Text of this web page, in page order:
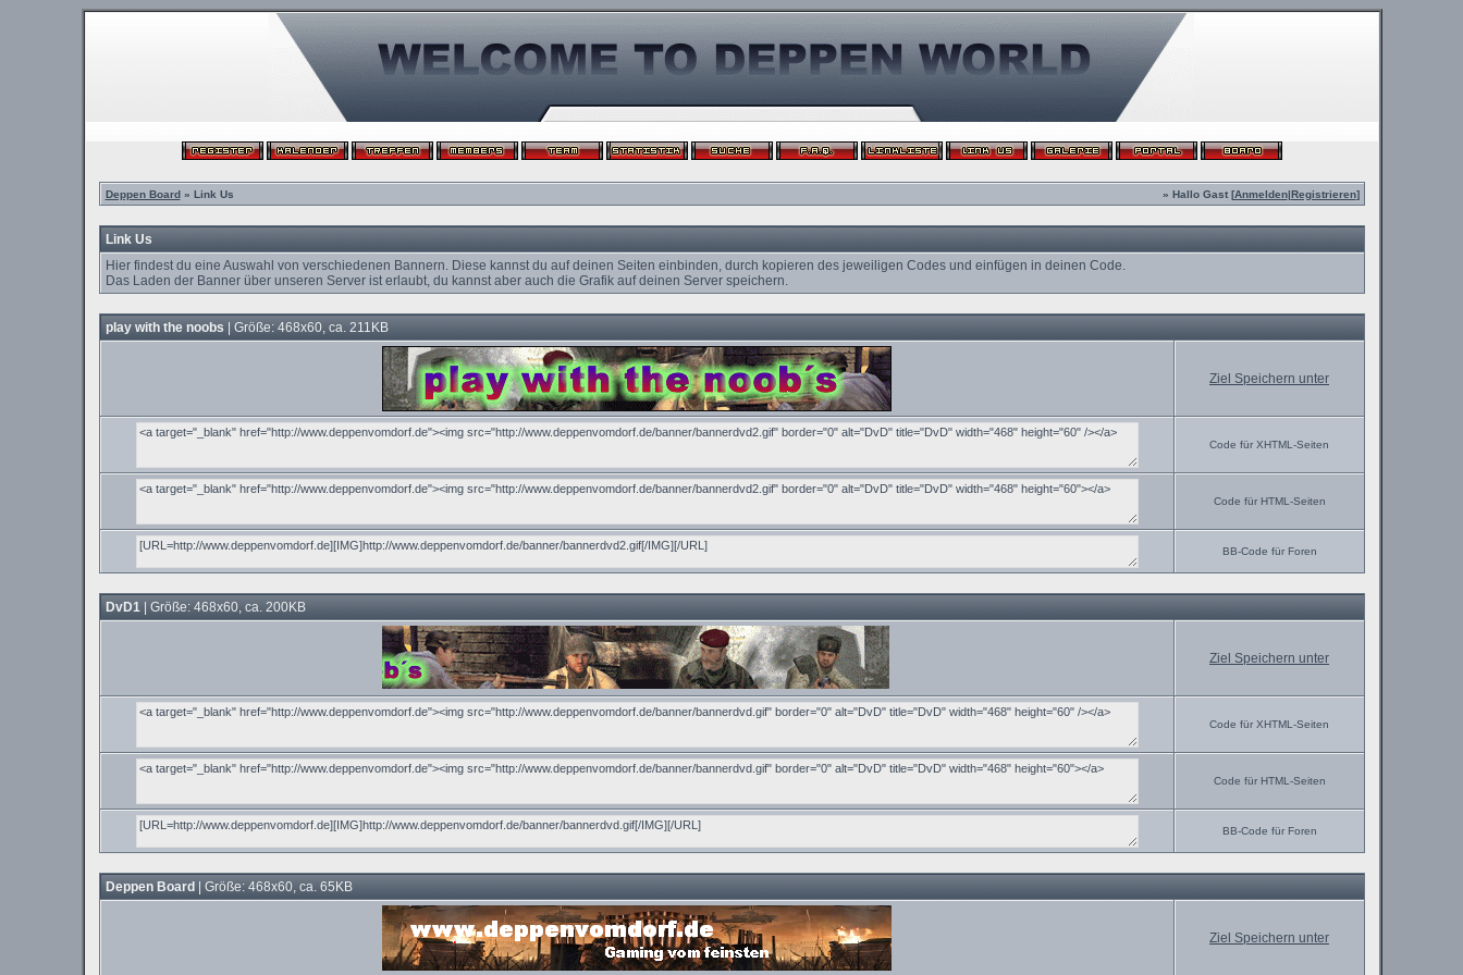
Deppen Board» Link Us » Hallo Gast [Anmelden|Registrieren]
Link Us
Hier findest du eine Auswahl von verschiedenen Bannern. Diese kannst du auf deinen Seiten einbinden, durch kopieren des jeweiligen Codes und einfügen in deinen Code.
Das Laden der Banner über unseren Server ist erlaubt, du kannst aber auch die Grafik auf deinen Server speichern.
play with the noobs | Größe: 468x60, ca. 211KB
Ziel Speichern unter
Code für XHTML-Seiten
Code für HTML-Seiten
BB-Code für Foren
DvD1| Größe: 468x60, ca. 200KB
Ziel Speichern unter
Code für XHTML-Seiten
Code für HTML-Seiten
BB-Code für Foren
Deppen Board | Größe: 468x60, ca. 65KB
Ziel Speichern unter